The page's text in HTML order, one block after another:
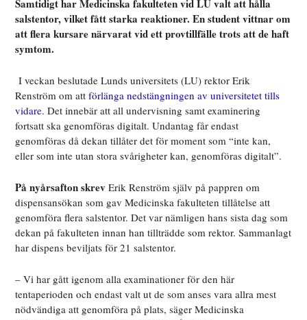
Samtidigt har Medicinska fakulteten vid LU valt att hålla
salstentor, vilket fått starka reaktioner. En student vittnar om
att flera kursare närvarat vid ett provtillfälle trots att de haft
symtom.
I veckan beslutade Lunds universitets (LU) rektor Erik
Renström om attförlänga nedstängningen av universitetet tills
vidare. Det innebär att all undervisning samt examinering
fortsatt ska genomföras digitalt. Undantag får endast
genomföras då dekan tillåter det för moment som “inte kan,
eller som inte utan stora svårigheter kan, genomföras digitalt”.
På nyårsafton skrev Erik Renström själv på pappren om
dispensansökan som gav Medicinska fakulteten tillåtelse att
genomföra flera salstentor. Det var nämligen hans sista dag som
dekan på fakulteten innan han tillträdde som rektor. Sammanlagt
har dispens beviljats för 21 salstentor.
– Vi har gått igenom alla examinationer för den här
tentaperioden och endast valt ut de som anses vara allra mest
nödvändiga att genomföra på plats, säger Medicinska